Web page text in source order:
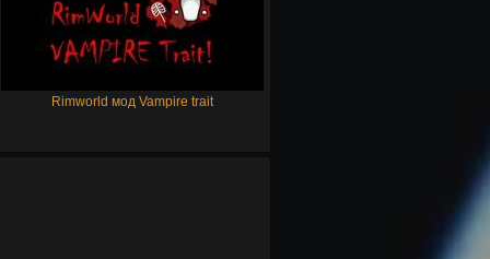
Rimworld мод Vampire trait